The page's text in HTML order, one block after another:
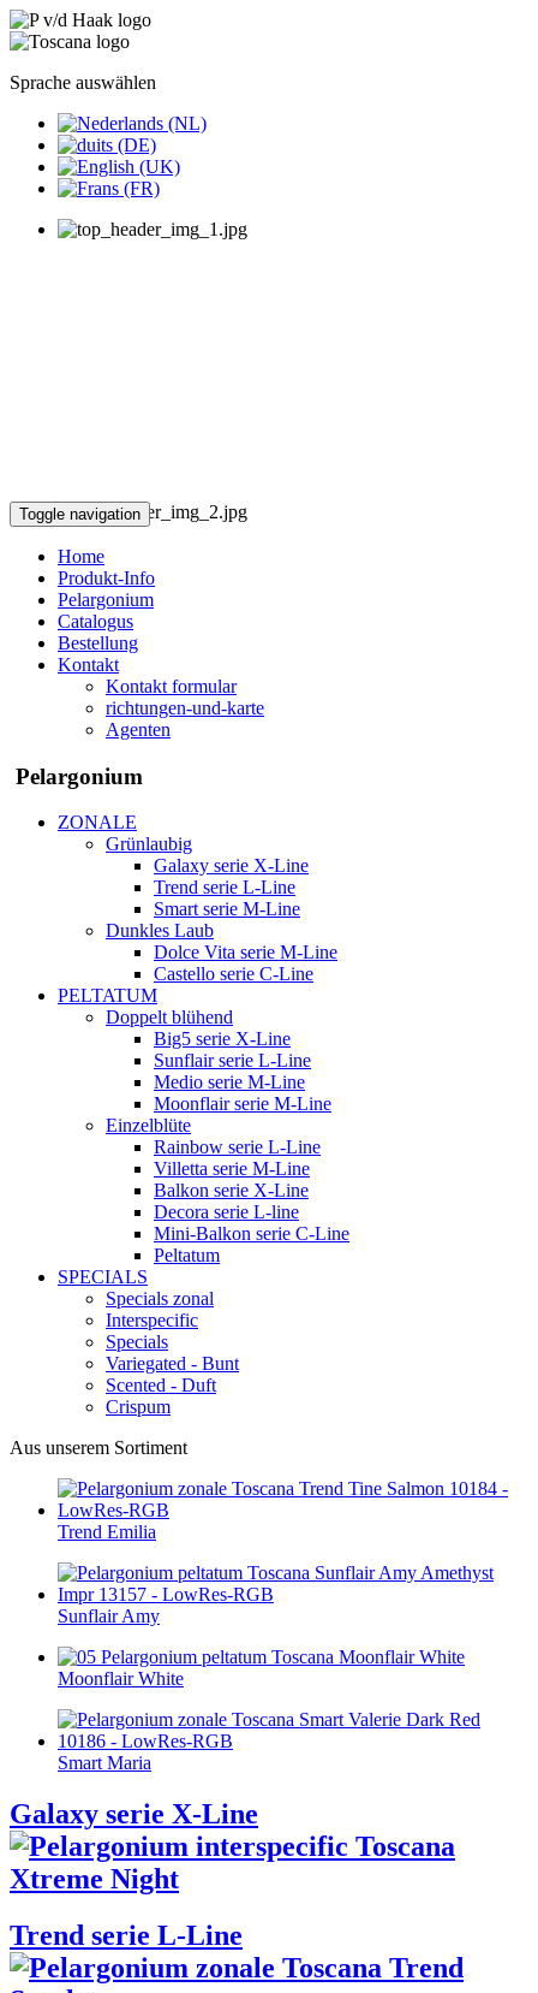
Sprache auswählen
Toggle navigation
Home
Produkt-Info
Pelargonium
Catalogus
Bestellung
Kontakt
Kontakt formular
richtungen-und-karte
Agenten
Pelargonium
ZONALE
Grünlaubig
Galaxy serie X-Line
Trend serie L-Line
Smart serie M-Line
Dunkles Laub
Dolce Vita serie M-Line
Castello serie C-Line
PELTATUM
Doppelt blühend
Big5 serie X-Line
Sunflair serie L-Line
Medio serie M-Line
Moonflair serie M-Line
Einzelblüte
Rainbow serie L-Line
Villetta serie M-Line
Balkon serie X-Line
Decora serie L-line
Mini-Balkon serie C-Line
Peltatum
SPECIALS
Specials zonal
Interspecific
Specials
Variegated - Bunt
Scented - Duft
Crispum
Aus unserem Sortiment
Trend Emilia
Sunflair Amy
Moonflair White
Smart Maria
Galaxy serie X-Line
Trend serie L-Line